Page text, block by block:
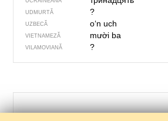
UDMURTĂ ?
UZBECĂ oʻn uch
VIETNAMEZĂ mười ba
VILAMOVIANĂ ?